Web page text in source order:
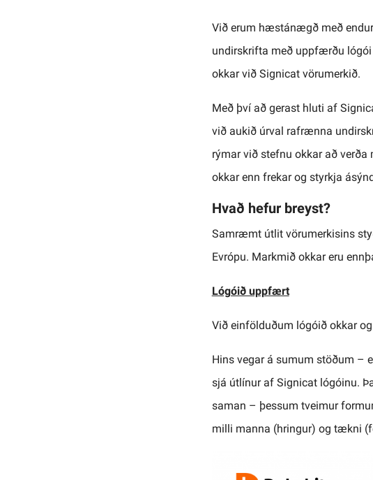
Við erum hæstánægð með
undirskrifta með uppfærðu
okkar við Signicat vörumerkið.
Með því að gerast hluti af
við aukið úrval rafrænna
rýmar við stefnu okkar að
okkar enn frekar og styrkja
Hvað hefur breyst?
Samræmt útlit vörumerkisins
Evrópu. Markmið okkar eru
Lógóið uppfært
Við einfölduðum lógóið okkar
Hins vegar á sumum stöðum –
sjá útlínur af Signicat lógóinu.
saman – þessum tveimur
milli manna (hringur) og tækni